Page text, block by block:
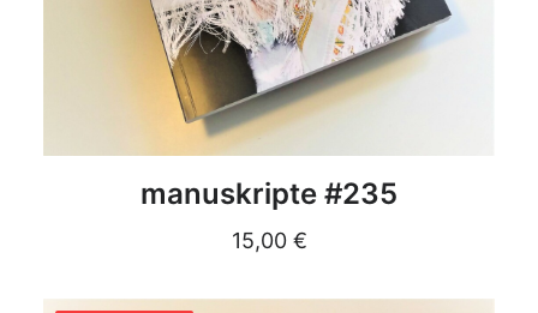
DETAILS
manuskripte #235
15,00 €